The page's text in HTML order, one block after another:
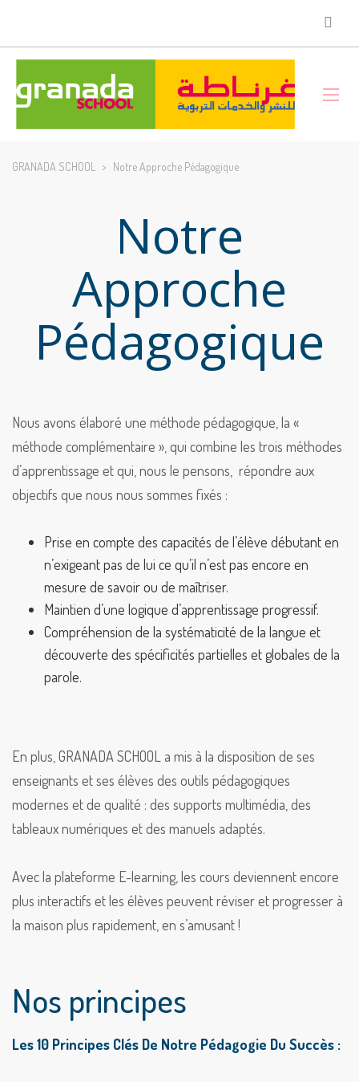
GRANADA SCHOOL > Notre Approche Pédagogique
Notre
Approche
Pédagogique
Nous avons élaboré une méthode pédagogique, la «
méthode complémentaire », qui combine les trois méthodes
d’apprentissage et qui, nous le pensons, répondre aux
objectifs que nous nous sommes fixés :
Prise en compte des capacités de l’élève débutant en
n’exigeant pas de lui ce qu’il n’est pas encore en
mesure de savoir ou de maîtriser.
Maintien d’une logique d’apprentissage progressif.
Compréhension de la systématicité de la langue et
découverte des spécificités partielles et globales de la
parole.
En plus, GRANADA SCHOOL a mis à la disposition de ses
enseignants et ses élèves des outils pédagogiques
modernes et de qualité : des supports multimédia, des
tableaux numériques et des manuels adaptés.
Avec la plateforme E-learning, les cours deviennent encore
plus interactifs et les élèves peuvent réviser et progresser à
la maison plus rapidement, en s’amusant !
Nos principes
Les 10 Principes Clés De Notre Pédagogie Du Succès :